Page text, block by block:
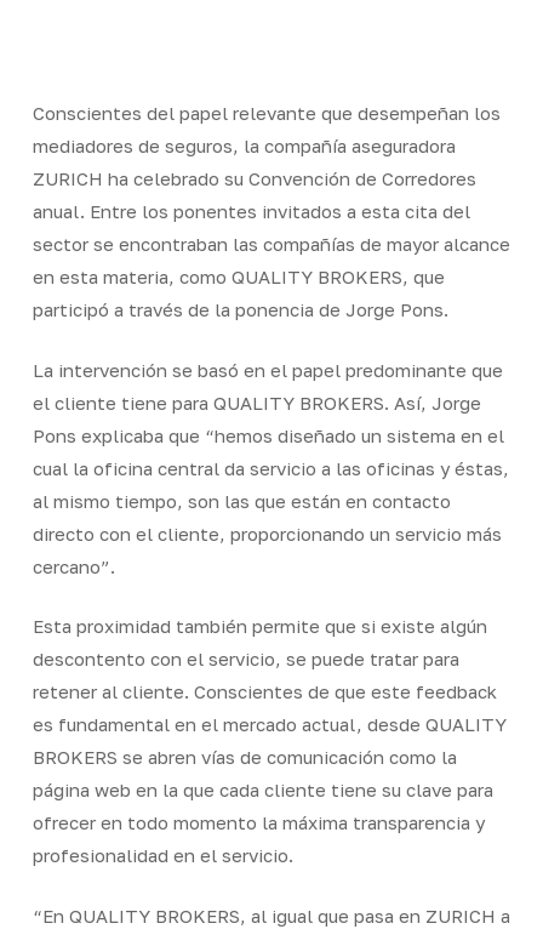
contentConscientes del papel relevante que desempeñan los
mediadores de seguros, la compañía aseguradora
ZURICH ha celebrado su Convención de Corredores
anual. Entre los ponentes invitados a esta cita del
sector se encontraban las compañías de mayor alcance
en esta materia, como QUALITY BROKERS, que
participó a través de la ponencia de Jorge Pons.
La intervención se basó en el papel predominante que
el cliente tiene para QUALITY BROKERS. Así, Jorge
Pons explicaba que “hemos diseñado un sistema en el
cual la oficina central da servicio a las oficinas y éstas,
al mismo tiempo, son las que están en contacto
directo con el cliente, proporcionando un servicio más
cercano”.
Esta proximidad también permite que si existe algún
descontento con el servicio, se puede tratar para
retener al cliente. Conscientes de que este feedback
es fundamental en el mercado actual, desde QUALITY
BROKERS se abren vías de comunicación como la
página web en la que cada cliente tiene su clave para
ofrecer en todo momento la máxima transparencia y
profesionalidad en el servicio.
“En QUALITY BROKERS, al igual que pasa en ZURICH a
Menu